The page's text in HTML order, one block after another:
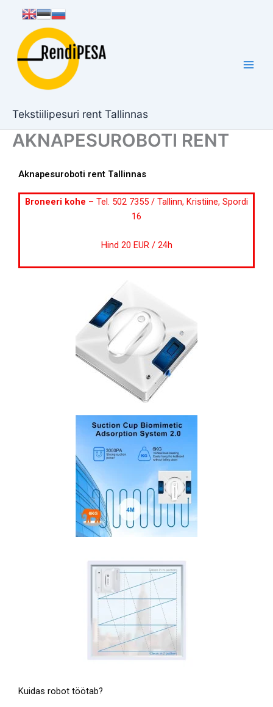
content
Tekstiilipesuri rent Tallinnas
AKNAPESUROBOTI RENT
Aknapesuroboti rent Tallinnas
Broneeri kohe – Tel. 502 7355 / Tallinn, Kristiine, Spordi
16
Hind 20 EUR / 24h
Kuidas robot töötab?